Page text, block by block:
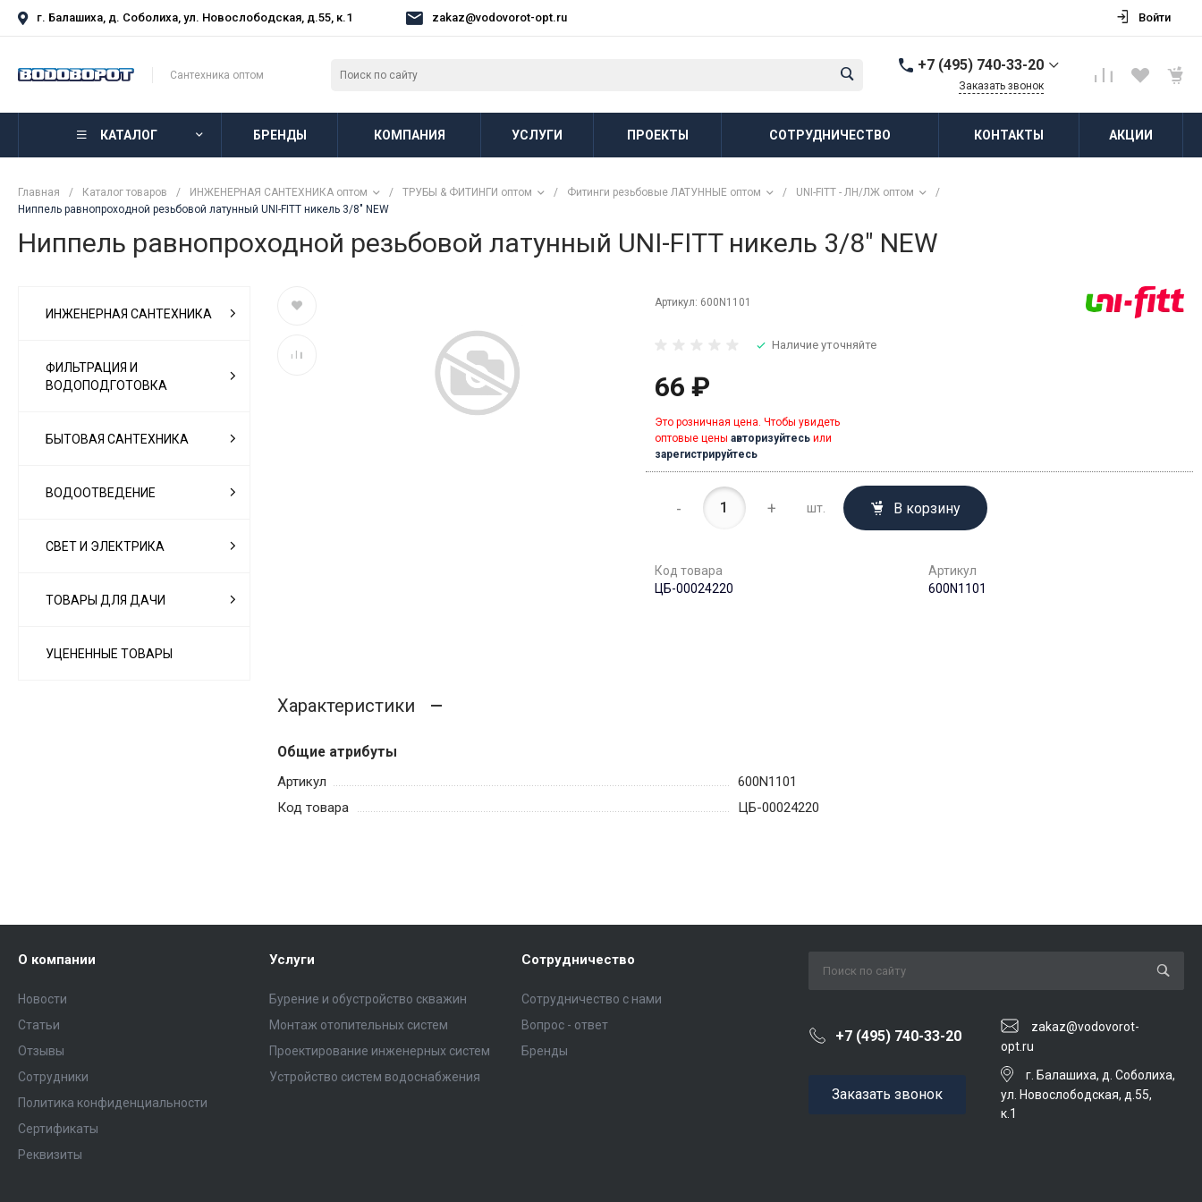
г. Балашиха, д. Соболиха, ул. Новослободская, д.55, к.1 zakaz@vodovorot-opt.ru Войти
Сантехника оптом
+7 (495) 740-33-20
г. Балашиха, д.
Пн-Пт: 8:00-18:00 Cб-Вс:
Заказать звонок
КАТАЛОГ БРЕНДЫ КОМПАНИЯ УСЛУГИ ПРОЕКТЫ СОТРУДНИЧЕСТВО КОНТАКТЫ АКЦИИ
Главная / Каталог товаров / ИНЖЕНЕРНАЯ САНТЕХНИКА оптом / ТРУБЫ & ФИТИНГИ оптом / Фитинги резьбовые ЛАТУННЫЕ оптом / UNI-FITT - ЛН/ЛЖ оптом
/
Ниппель равнопроходной резьбовой латунный UNI-FITT никель 3/8" NEW
Ниппель равнопроходной резьбовой латунный UNI-FITT никель 3/8" NEW
ИНЖЕНЕРНАЯ САНТЕХНИКА
ФИЛЬТРАЦИЯ И
ВОДОПОДГОТОВКА
БЫТОВАЯ САНТЕХНИКА
ВОДООТВЕДЕНИЕ
СВЕТ И ЭЛЕКТРИКА
ТОВАРЫ ДЛЯ ДАЧИ
УЦЕНЕННЫЕ ТОВАРЫ
Артикул: 600N1101
Наличие уточняйте
66 ₽
Это розничная цена. Чтобы увидеть
оптовые цены авторизуйтесьили
зарегистрируйтесь
- + шт. В корзину
Код товара
ЦБ-00024220
Артикул
600N1101
Характеристики
Общие атрибуты
Артикул
600N1101
Код товара
ЦБ-00024220
О компании
Новости
Статьи
Отзывы
Сотрудники
Политика конфиденциальности
Сертификаты
Реквизиты
Услуги
Бурение и обустройство скважин
Монтаж отопительных систем
Проектирование инженерных систем
Устройство систем водоснабжения
Сотрудничество
Сотрудничество с нами
Вопрос - ответ
Бренды
+7 (495) 740-33-20
zakaz@vodovorot-
opt.ru
Заказать звонок
г. Балашиха, д. Соболиха,
ул. Новослободская, д.55,
к.1